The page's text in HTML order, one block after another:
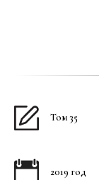
Том 35
2019 год